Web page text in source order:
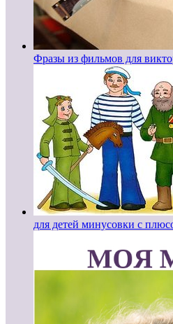
Фразы из фильмов для
для детей минусовки с